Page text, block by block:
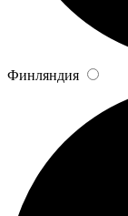
Финляндия